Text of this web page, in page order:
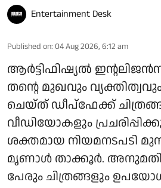
Entertainment Desk
Published on: 04 Aug 2026, 6:12 am
ആർട്ടിഫിഷ്യൽ
തന്റെ മുഖവും
ചെയ്ത് ഡീപ്‌ഫേക്ക്
വീഡിയോകളും
ശക്തമായ നിയമനടപടി
മൃണാൾ താക്കൂർ.
പേരും ചിത്രങ്ങളും